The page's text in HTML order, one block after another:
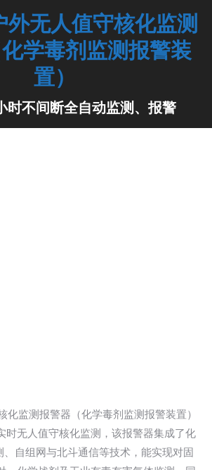
外无人值守核化监测
学毒剂监测报警装
置）
时不间断全自动监测、报警
化监测报警器（化学毒剂监测报警装置）
时无人值守核化监测，该报警器集成了化
自组网与北斗通信等技术，能实现对固